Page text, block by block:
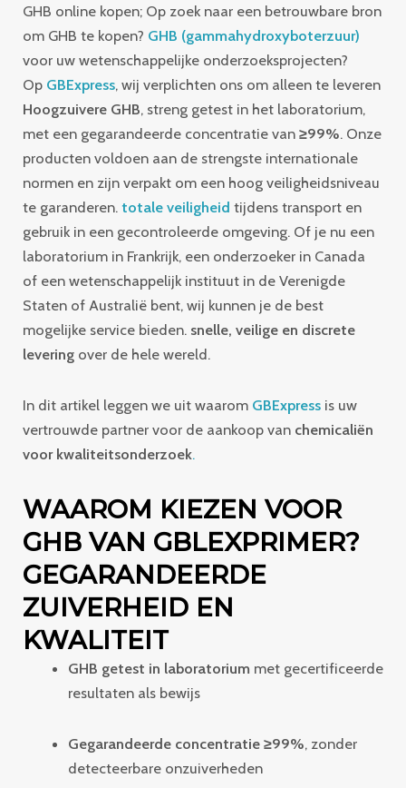
GHB online kopen; Op zoek naar een betrouwbare bron
om GHB te kopen? GHB (gammahydroxyboterzuur)
voor uw wetenschappelijke onderzoeksprojecten?
Op GBExpress, wij verplichten ons om alleen te leveren
Hoogzuivere GHB, streng getest in het laboratorium,
met een gegarandeerde concentratie van≥99%. Onze
producten voldoen aan de strengste internationale
normen en zijn verpakt om een hoog veiligheidsniveau
te garanderen.totale veiligheid tijdens transport en
gebruik in een gecontroleerde omgeving. Of je nu een
laboratorium in Frankrijk, een onderzoeker in Canada
of een wetenschappelijk instituut in de Verenigde
Staten of Australië bent, wij kunnen je de best
mogelijke service bieden. snelle, veilige en discrete
levering over de hele wereld.
In dit artikel leggen we uit waarom GBExpress is uw
vertrouwde partner voor de aankoop van chemicaliën
voor kwaliteitsonderzoek.
WAAROM KIEZEN VOOR
GHB VAN GBLEXPRIMER?
GEGARANDEERDE
ZUIVERHEID EN
KWALITEIT
GHB getest in laboratorium met gecertificeerde
resultaten als bewijs
Gegarandeerde concentratie ≥99%, zonder
detecteerbare onzuiverheden